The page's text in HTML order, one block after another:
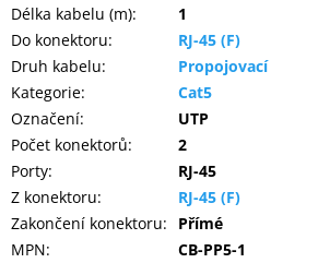
Délka kabelu (m):
1
Do konektoru:
RJ-45 (F)
Druh kabelu:
Propojovací
Kategorie:
Cat5
Označení:
UTP
Počet konektorů:
2
Porty:
RJ-45
Z konektoru:
RJ-45 (F)
Zakončení konektoru:
Přímé
MPN: CB-PP5-1